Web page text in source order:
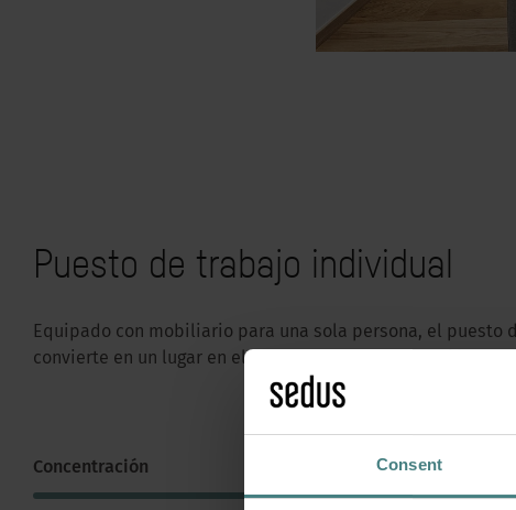
Consent
Puesto de trabajo individual
Equipado con mobiliario para una sola persona, el puesto
convierte en un lugar en el que prima la concentración.
Concentración
En Sedus
información